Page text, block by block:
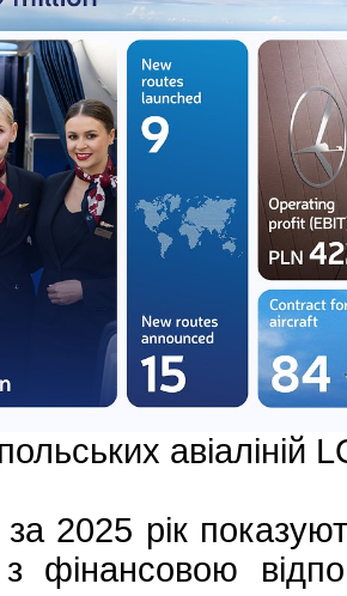
авіаліній
за 2025 рік
фінансовою